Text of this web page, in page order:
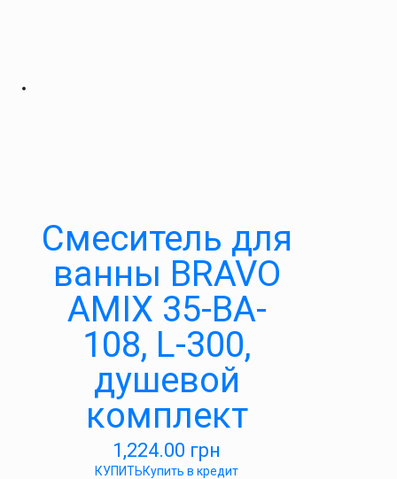
Cмеситель для
ванны BRAVO
AMIX 35-BA-
108, L-300,
душевой
комплект
1,224.00 грн
КУПИТЬКупить в кредит